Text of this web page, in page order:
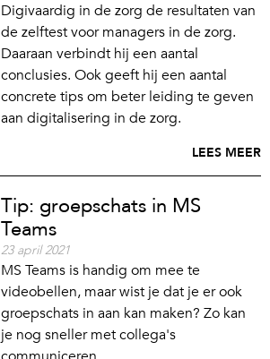
Digivaardig in de zorg de resultaten van
de zelftest voor managers in de zorg.
Daaraan verbindt hij een aantal
conclusies. Ook geeft hij een aantal
concrete tips om beter leiding te geven
aan digitalisering in de zorg.
LEES MEER
Tip: groepschats in MS
Teams
23 april 2021
MS Teams is handig om mee te
videobellen, maar wist je dat je er ook
groepschats in aan kan maken? Zo kan
je nog sneller met collega's